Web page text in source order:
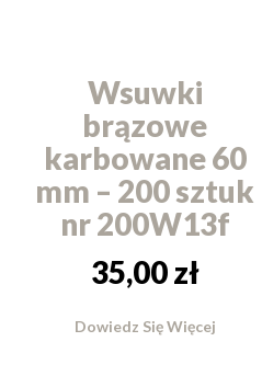
Wsuwki
brązowe
karbowane 60
mm – 200 sztuk
nr 200W13f
35,00zł
Dowiedz Się Więcej